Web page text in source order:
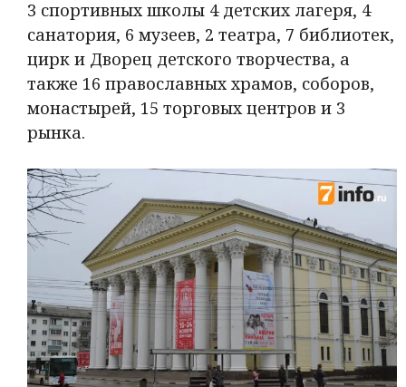
3 спортивных школы 4 детских лагеря, 4
санатория, 6 музеев, 2 театра, 7 библиотек,
цирк и Дворец детского творчества, а
также 16 православных храмов, соборов,
монастырей, 15 торговых центров и 3
рынка.